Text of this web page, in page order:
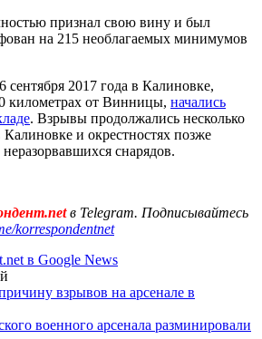
признал свою вину и был
на 215 необлагаемых минимумов
2017 года в Калиновке,
километрах от Винницы, начались
. Взрывы продолжались несколько
и окрестностях позже
снарядов.
в Telegram. Подписывайтесь
korrespondentnet
в Google News
взрывов на арсенале в
военного арсенала разминировали